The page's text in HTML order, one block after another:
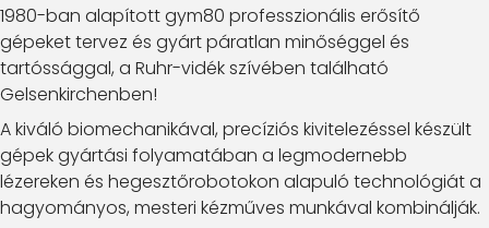
1980-ban alapított gym80 professzionális erősítő
gépeket tervez és gyárt páratlan minőséggel és
tartóssággal, a Ruhr-vidék szívében található
Gelsenkirchenben!
A kiváló biomechanikával, precíziós kivitelezéssel készült
gépek gyártási folyamatában a legmodernebb
lézereken és hegesztőrobotokon alapuló technológiát a
hagyományos, mesteri kézműves munkával kombinálják.